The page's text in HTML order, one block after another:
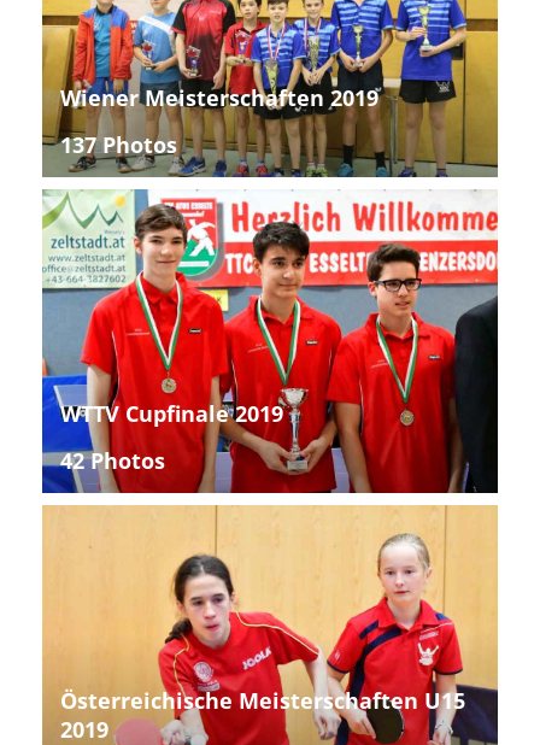
Wiener Meisterschaften 2019
137 Photos
WTTV Cupfinale 2019
42 Photos
Österreichische Meisterschaften U15
2019